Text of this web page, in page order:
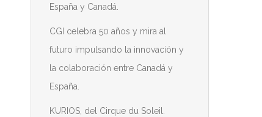
España y Canadá.
CGI celebra 50 años y mira al
futuro impulsando la innovación y
la colaboración entre Canadá y
España.
KURIOS, del Cirque du Soleil.